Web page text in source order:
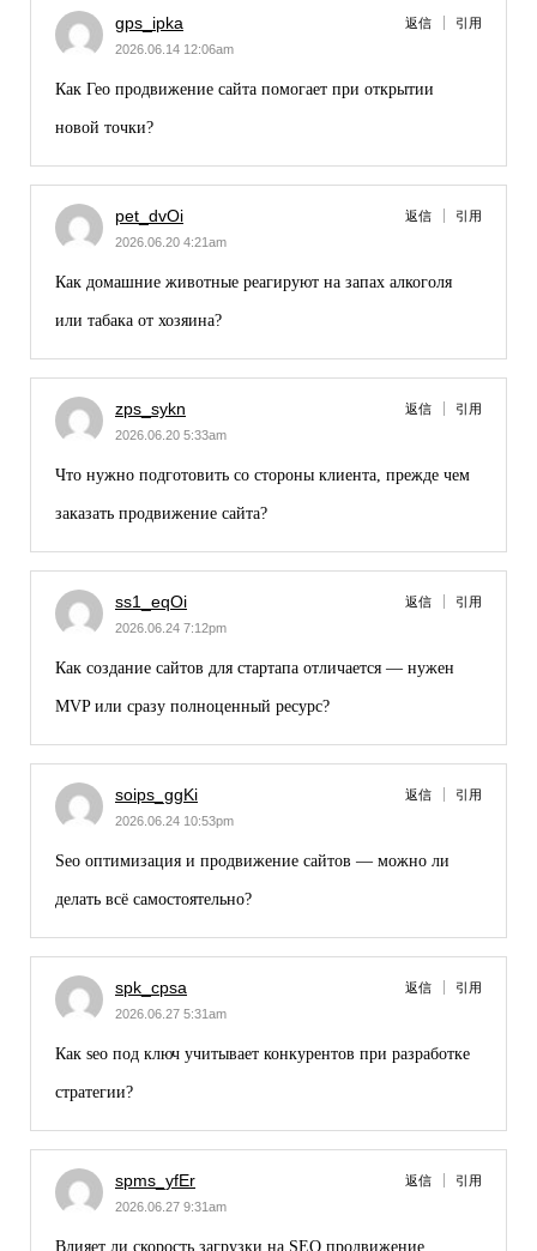
gps_ipka
2026.06.14 12:06am
返信 引用
Как Гео продвижение сайта помогает при открытии
новой точки?
pet_dvOi
2026.06.20 4:21am
返信 引用
Как домашние животные реагируют на запах алкоголя
или табака от хозяина?
zps_sykn
2026.06.20 5:33am
返信 引用
Что нужно подготовить со стороны клиента, прежде чем
заказать продвижение сайта?
ss1_eqOi
2026.06.24 7:12pm
返信 引用
Как создание сайтов для стартапа отличается — нужен
MVP или сразу полноценный ресурс?
soips_ggKi
2026.06.24 10:53pm
返信 引用
Seo оптимизация и продвижение сайтов — можно ли
делать всё самостоятельно?
spk_cpsa
2026.06.27 5:31am
返信 引用
Как seo под ключ учитывает конкурентов при разработке
стратегии?
spms_yfEr
2026.06.27 9:31am
返信 引用
Влияет ли скорость загрузки на SEO продвижение